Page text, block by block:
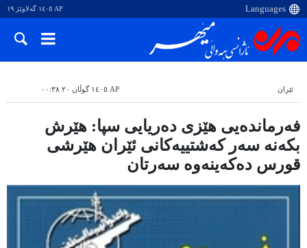
AP ١٤٠٥ گەلاوێژ ١٩
ئێران AP ١٤٠٥ گوڵان ٢٠ ٠٠:٣٨
فەرماندەیی هێزی دەریایی سپا: هێرش
بکەنە سەر کەشتییەکانی ئێران هێرشی
قورس دەکەینەوە سەرتان